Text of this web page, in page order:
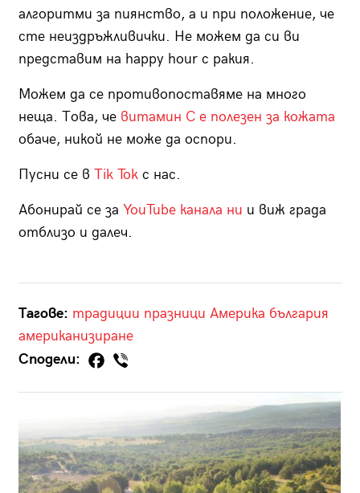
алгоритми за пиянство, а и при положение, че
сте неиздръжливички. Не можем да си ви
представим на happy hour с ракия.
Можем да се противопоставяме на много
неща. Това, че витамин С е полезен за кожата
обаче, никой не може да оспори.
Пусни се в Tik Tokс нас.
Абонирай се за YouTube канала ни и виж града
отблизо и далеч.
Тагове: традиции празници Америка българия
американизиране
Сподели: